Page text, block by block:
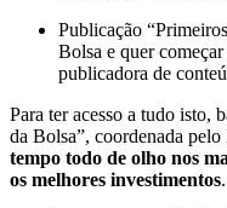
Publicação
Bolsa e quer
publicadora de
Para ter acesso a tudo isto,
da Bolsa”, coordenada
tempo todo de olho nos
os melhores investimentos.